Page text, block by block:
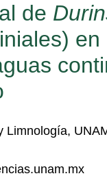
de
en
Limnología,